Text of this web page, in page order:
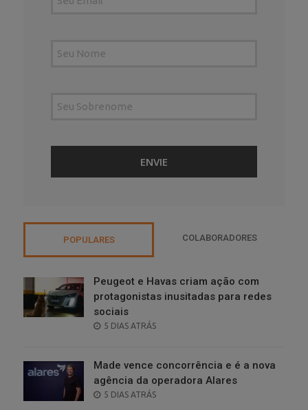
POPULARES COLABORADORES
Peugeot e Havas criam ação com
protagonistas inusitadas para redes
sociais
POSTED
5 DIAS ATRÁS
Made vence concorrência e é a nova
agência da operadora Alares
POSTED
5 DIAS ATRÁS